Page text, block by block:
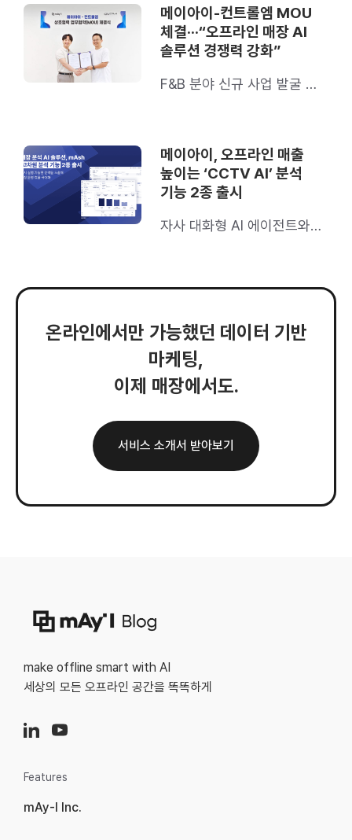
메이아이-컨트롤엠 MOU
체결···“오프라인 매장 AI
솔루션 경쟁력 강화”
F&B 분야 신규 사업 발굴 및
메이아이, 오프라인 매출
높이는 ‘CCTV AI’ 분석
기능 2종 출시
자사 대화형 AI 에이전트와
온라인에서만 가능했던 데이터 기반
마케팅,
이제 매장에서도.
서비스 소개서 받아보기
make offline smart with AI
세상의 모든 오프라인 공간을 똑똑하게
Features
mAy-I Inc.